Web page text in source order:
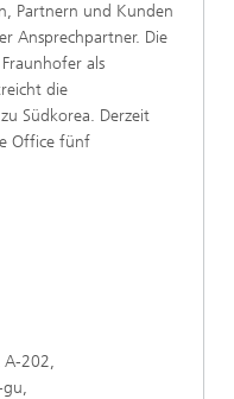
Partnern und Kunden
Ansprechpartner. Die
als
die
Südkorea. Derzeit
Office fünf
A-202,
gu,